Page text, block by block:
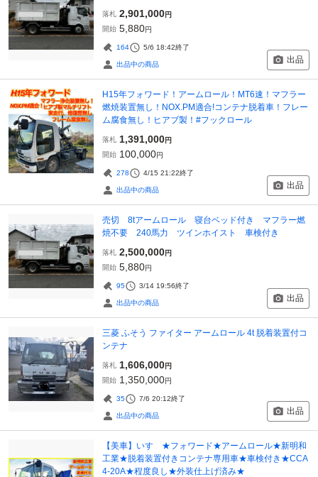
落札 2,901,000円
開始 5,880円
164 5/6 18:42終了
出品中の商品 出品
H15年フォワード！アームロール！MT6速！マフラー
燃焼装置無し！NOX.PM適合!コンテナ脱着車！フレー
ム腐食無し！ヒアブ製！#フックロール
落札 1,391,000円
開始 100,000円
278 4/15 21:22終了
出品中の商品 出品
売切 8tアームロール 寝台ベッド付き マフラー燃
焼不要 240馬力 ツインホイスト 車検付き
落札 2,500,000円
開始 5,880円
95 3/14 19:56終了
出品中の商品 出品
三菱 ふそう ファイター アームロール 4t 脱着装置付コ
ンテナ
落札 1,606,000円
開始 1,350,000円
35 7/6 20:12終了
出品中の商品 出品
【美車】いすゞ★フォワード★アームロール★新明和
工業★脱着装置付きコンテナ専用車★車検付き★CCA
4-20A★程度良し★外装仕上げ済み★